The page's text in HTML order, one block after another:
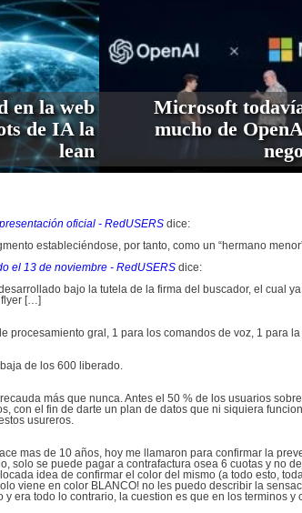
en la web
de IA la
lean
Microsoft
mucho de
oficial - RedUSERS dice:
estableciéndose, por tanto, como un “hermano
el 13 de noviembre - RedUSERS dice:
bajo la tutela de la firma del buscador, el cual
flyer […]
procesamiento gral, 1 para los comandos de voz, 1 para
de los 600 liberado.
más que nunca. Antes el 50 % de los usuarios
con el fin de darte un plan de datos que ni siquiera
usureros.
mas de 10 años, hoy me llamaron para confirmar la
solo se puede pagar a contrafactura osea 6 cuotas y no
idea de confirmar el color del mismo (a todo esto,
viene en color BLANCO! no les puedo describir la
y era todo lo contrario, la cuestion es que en los terminos